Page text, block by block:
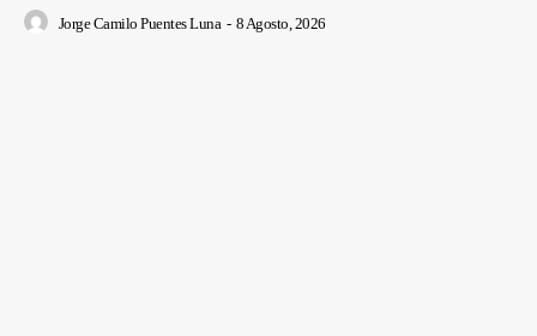
Jorge Camilo Puentes Luna - 8 Agosto, 2026